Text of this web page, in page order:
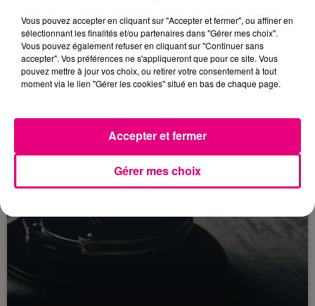
Toulouse : circulation perturbée dans le
secteur François Verdier...
Vous pouvez accepter en cliquant sur "Accepter et fermer", ou affiner en
sélectionnant les finalités et/ou partenaires dans "Gérer mes choix".
Vous pouvez également refuser en cliquant sur "Continuer sans
accepter". Vos préférences ne s'appliqueront que pour ce site. Vous
pouvez mettre à jour vos choix, ou retirer votre consentement à tout
moment via le lien "Gérer les cookies" situé en bas de chaque page.
Gérer mes choix
Accepter et fermer